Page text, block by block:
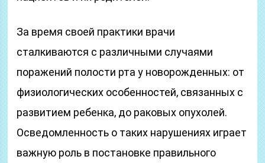
За время своей практики врачи
сталкиваются с различными случаями
поражений полости рта у новорожденных: от
физиологических особенностей, связанных с
развитием ребенка, до раковых опухолей.
Осведомленность о таких нарушениях играет
важную роль в постановке правильного